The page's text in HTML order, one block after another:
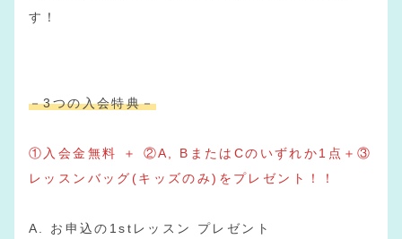
す！
－3つの入会特典－
①入会金無料 ＋ ②A, BまたはCのいずれか1点＋③
レッスンバッグ(キッズのみ)をプレゼント！！
A. お申込の1stレッスン プレゼント